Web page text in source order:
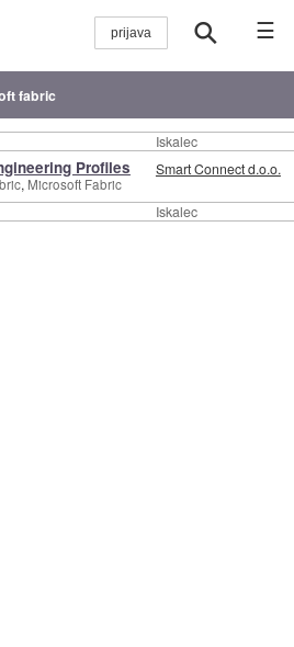
☰
fabric
Iskalec
Iskalec
Profiles
, Microsoft Fabric
Smart Connect d.o.o.